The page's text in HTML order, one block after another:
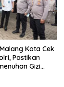
Kota Cek
Pastikan
Gizi